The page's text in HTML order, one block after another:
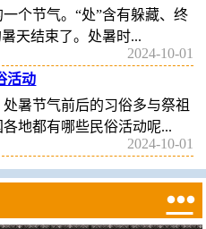
个节气。“处”含有躲藏、终
天结束了。处暑时...
2024-10-01
活动
暑节气前后的习俗多与祭祖
地都有哪些民俗活动呢...
2024-10-01
